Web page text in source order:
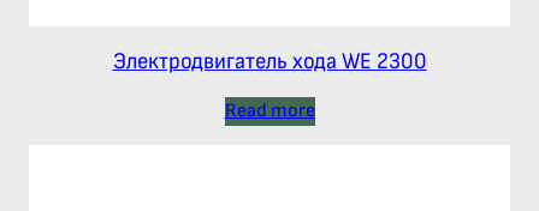
Электродвигатель хода WE 2300
Read more